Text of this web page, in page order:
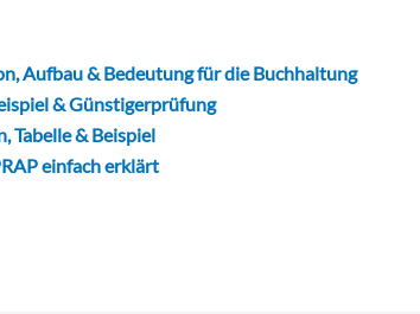
Aufbau & Bedeutung für die Buchhaltung
& Günstigerprüfung
Tabelle & Beispiel
einfach erklärt